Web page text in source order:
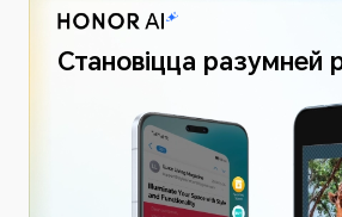
Становіцца разумней